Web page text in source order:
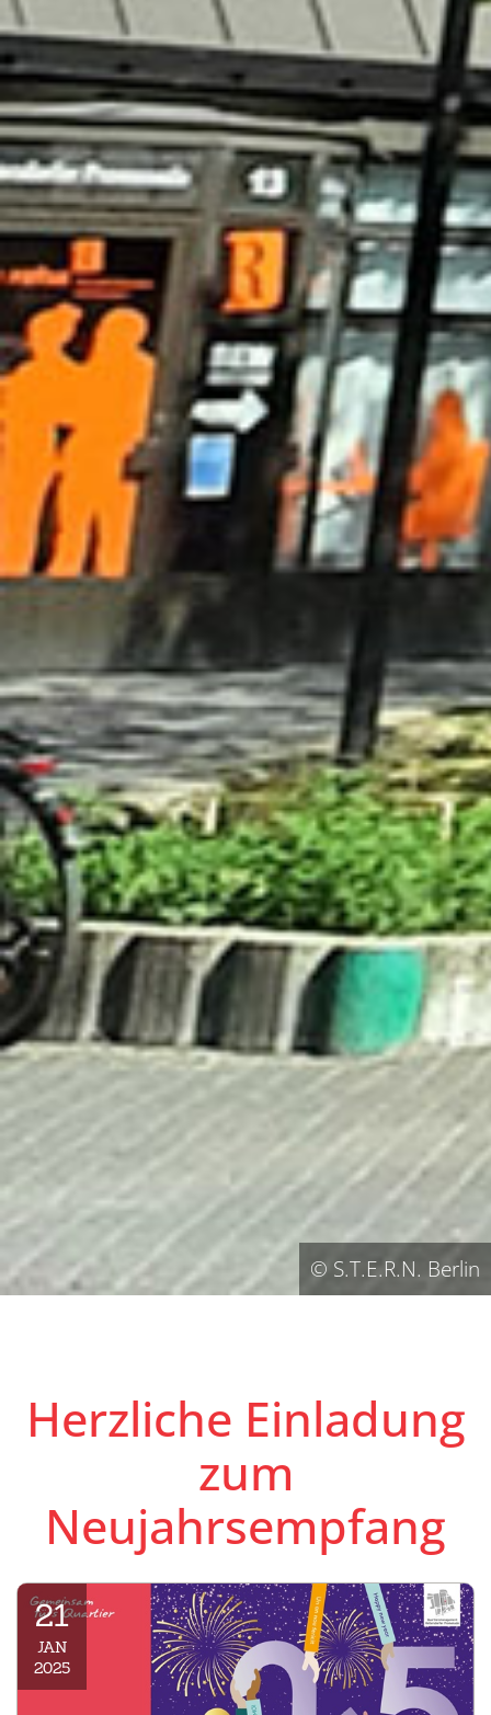
© S.T.E.R.N. Berlin
Herzliche Einladung
zum
Neujahrsempfang
21
JAN
2025